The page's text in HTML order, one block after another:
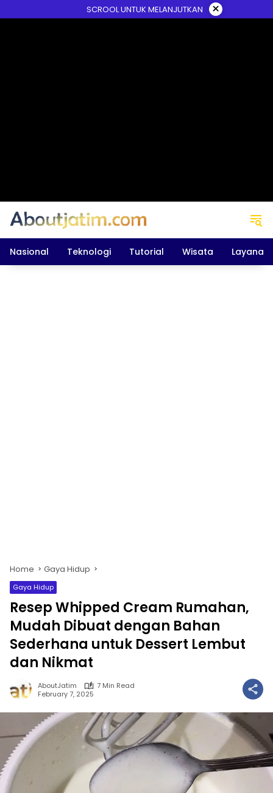
to
SCROOL UNTUK MELANJUTKAN ×
Nasional Teknologi Tutorial Wisata Layanan
Home Gaya Hidup
Gaya Hidup
Resep Whipped Cream Rumahan,
Mudah Dibuat dengan Bahan
Sederhana untuk Dessert Lembut
dan Nikmat
AboutJatim
7 Min Read
February 7, 2025